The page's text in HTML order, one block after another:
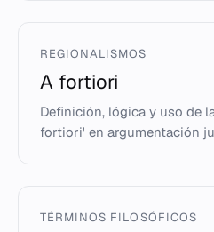
REGIONALISMOS
A fortiori
Definición, lógica y uso de
fortiori' en argumentación
TÉRMINOS FILOSÓFICOS